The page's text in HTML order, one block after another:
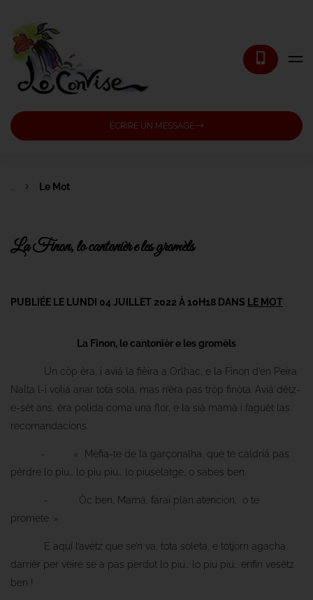
ÉCRIRE UN MESSAGE
Le Mot
La Finon, lo cantonièr e les gromèls
PUBLIÉE LE LUNDI 04 JUILLET 2022 À 10H18 DANS LE MOT
La Finon, le cantonièr e les gromèls
Un còp èra, i aviá la fièira a Orlhac, e la Finon d’en Peira
Nalta l-i voliá anar tota sola, mas n’èra pas tròp finòta. Aviá dètz-
e-sèt ans, èra polida coma una flor, e la siá mamà i faguèt las
recomandacions.
- « Mèfia-te de la garçonalha, que te caldriá pas
pèrdre lo piu… lo piu piu… lo piuselatge, o sabes ben.
- Òc ben, Mamà, farai plan atencion, o te
promete. »
E aquí l’avètz que se’n va, tota soleta, e totjorn agacha
darrièr per veire se a pas perdut lo piu… lo piu piu… enfin vesètz
ben !